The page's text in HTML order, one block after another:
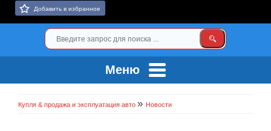
Добавить в избранное
Меню
Купля & продажа и эксплуатация авто » Новости